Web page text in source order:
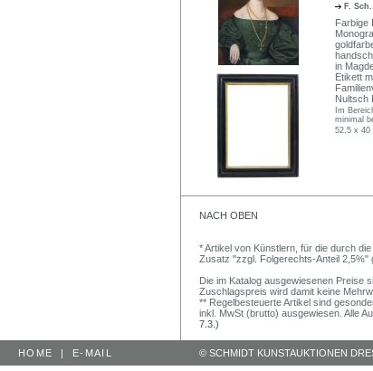
F. Sch.
Farbige
in
Etikett
Nultsch
Im
minimal
52,5 x 40
NACH OBEN
* Artikel von Künstlern, für die durch
Zusatz "zzgl. Folgerechts-Anteil 2,5%"
Die im Katalog ausgewiesenen Preise
Zuschlagspreis wird damit keine
** Regelbesteuerte Artikel sind
inkl. MwSt (brutto) ausgewiesen. Alle
7.3.)
HOME | E-MAIL © SCHMIDT KUNSTAUKTIONEN